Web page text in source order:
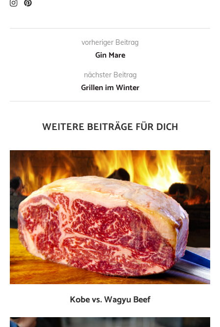
vorheriger Beitrag
Gin Mare
nächster Beitrag
Grillen im Winter
WEITERE BEITRÄGE FÜR DICH
Kobe vs. Wagyu Beef